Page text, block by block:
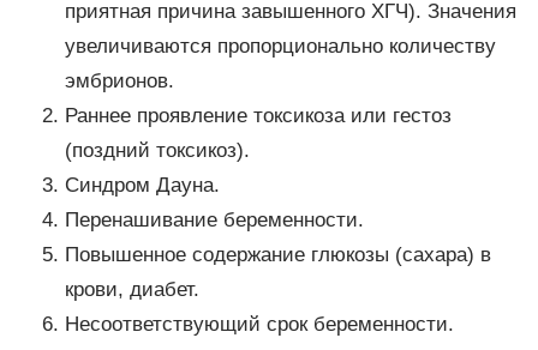
приятная причина завышенного ХГЧ). Значения
увеличиваются пропорционально количеству
эмбрионов.
Раннее проявление токсикоза или гестоз
(поздний токсикоз).
Синдром Дауна.
Перенашивание беременности.
Повышенное содержание глюкозы (сахара) в
крови, диабет.
Несоответствующий срок беременности.